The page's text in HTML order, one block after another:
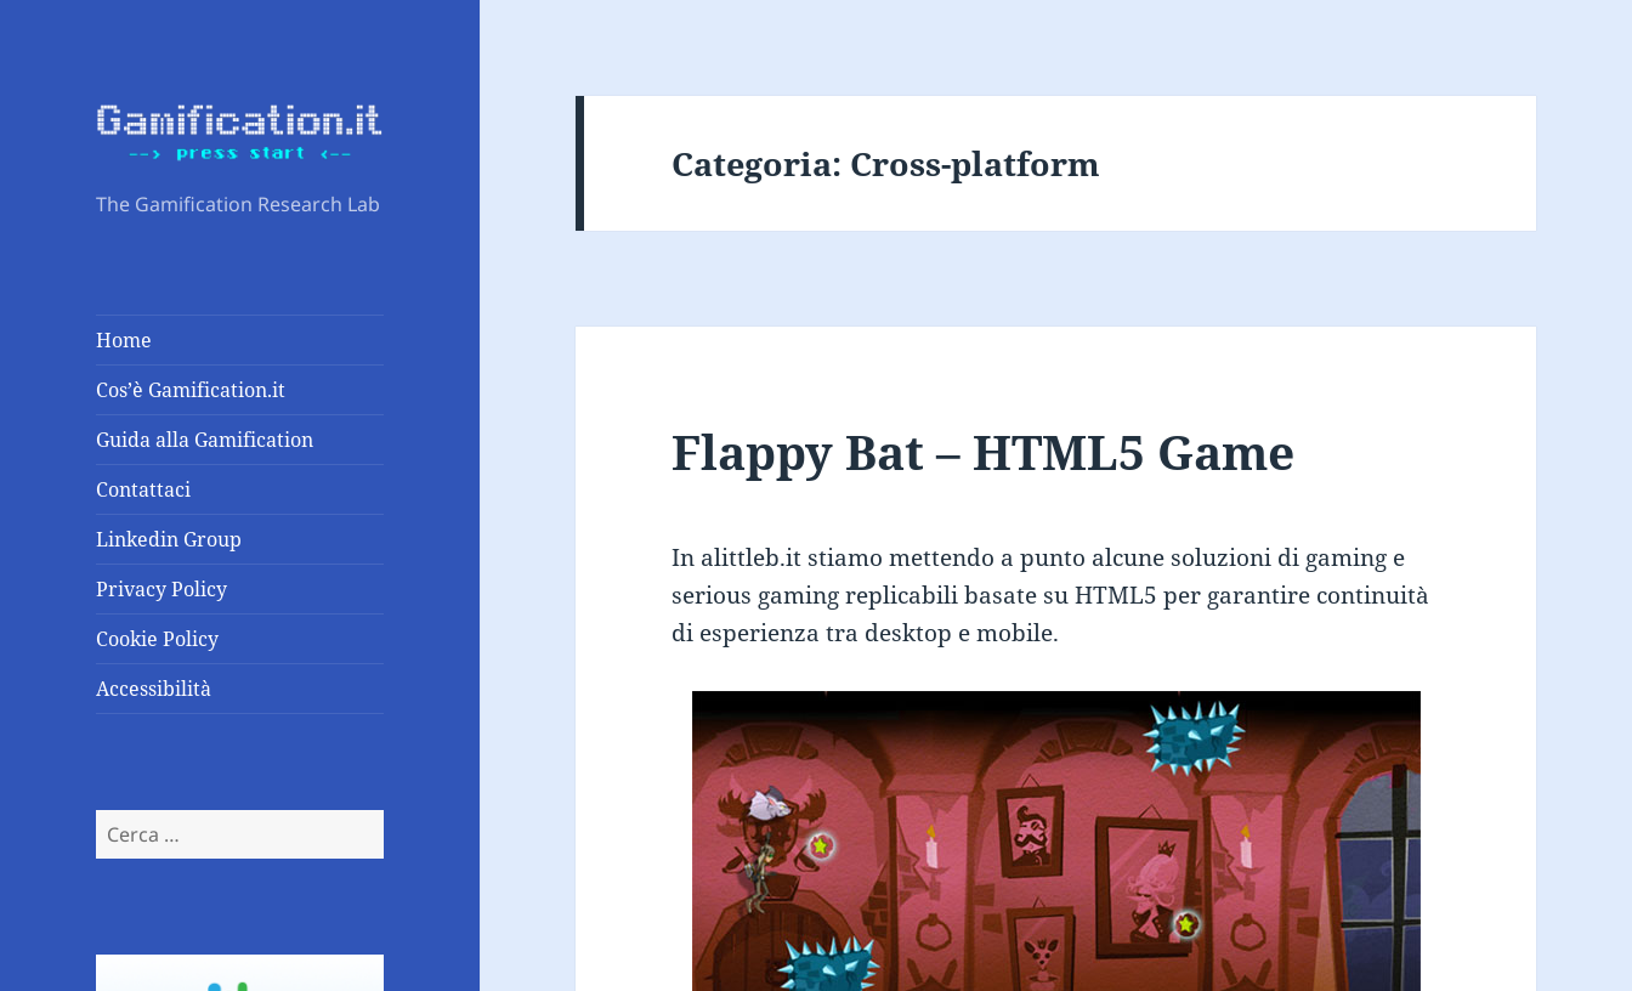
The Gamification Research Lab
Home
Cos’è Gamification.it
Guida alla Gamification
Contattaci
Linkedin Group
Privacy Policy
Cookie Policy
Accessibilità
Ricerca
per:
Categoria: Cross-platform
Flappy Bat – HTML5 Game
In alittleb.it stiamo mettendo a punto alcune soluzioni di gaming e
serious gaming replicabili basate su HTML5 per garantire continuità
di esperienza tra desktop e mobile.